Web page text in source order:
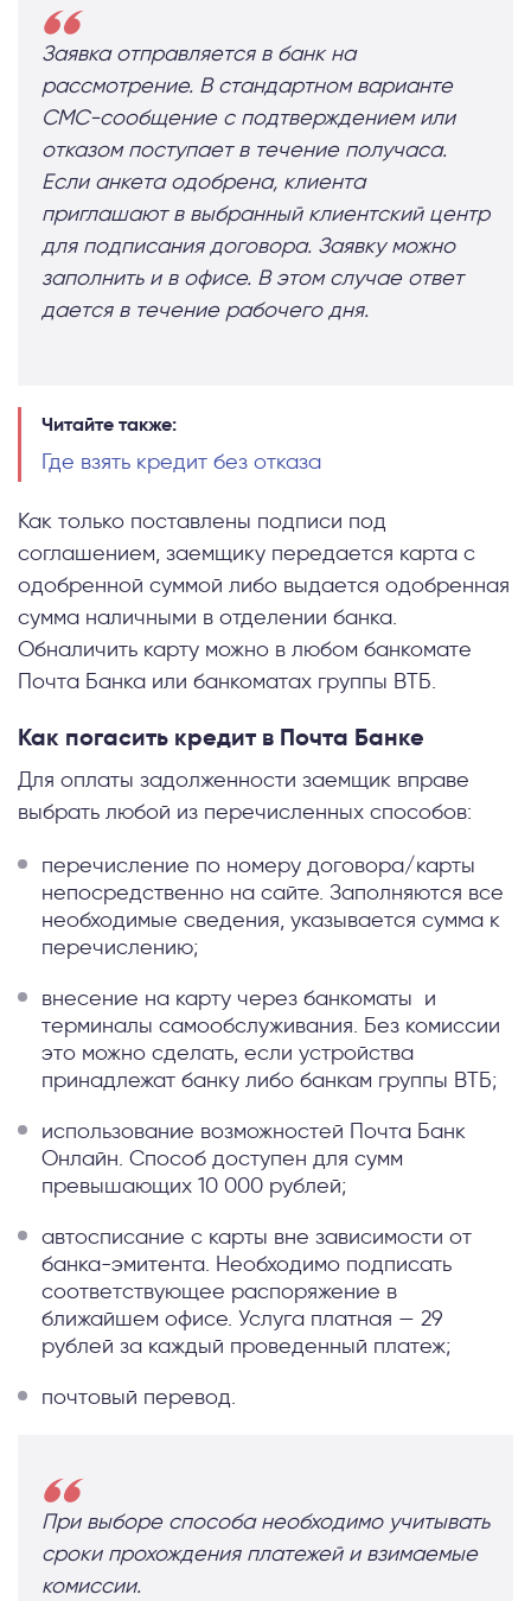
Заявка отправляется в банк на
рассмотрение. В стандартном варианте
СМС-сообщение с подтверждением или
отказом поступает в течение получаса.
Если анкета одобрена, клиента
приглашают в выбранный клиентский центр
для подписания договора. Заявку можно
заполнить и в офисе. В этом случае ответ
дается в течение рабочего дня.
Читайте также:
Где взять кредит без отказа
Как только поставлены подписи под
соглашением, заемщику передается карта с
одобренной суммой либо выдается одобренная
сумма наличными в отделении банка.
Обналичить карту можно в любом банкомате
Почта Банка или банкоматах группы ВТБ.
Как погасить кредит в Почта Банке
Для оплаты задолженности заемщик вправе
выбрать любой из перечисленных способов:
перечисление по номеру договора/карты
непосредственно на сайте. Заполняются все
необходимые сведения, указывается сумма к
перечислению;
внесение на карту через банкоматы и
терминалы самообслуживания. Без комиссии
это можно сделать, если устройства
принадлежат банку либо банкам группы ВТБ;
использование возможностей Почта Банк
Онлайн. Способ доступен для сумм
превышающих 10 000 рублей;
автосписание с карты вне зависимости от
банка-эмитента. Необходимо подписать
соответствующее распоряжение в
ближайшем офисе. Услуга платная — 29
рублей за каждый проведенный платеж;
почтовый перевод.
При выборе способа необходимо учитывать
сроки прохождения платежей и взимаемые
комиссии.